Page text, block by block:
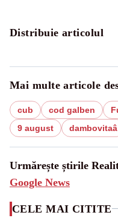
Distribuie articolul
Mai multe articole
cub cod galben
9 august
dambovitaâ
Urmărește știrile
Google News
CELE MAI CITITE